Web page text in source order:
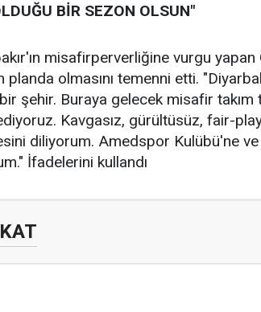
BİR SEZON OLSUN"
misafirperverliğine vurgu yapan
olmasını temenni etti.
şehir. Buraya gelecek misafir takım
Kavgasız, gürültüsüz, fair-
diliyorum. Amedspor Kulübü'ne ve
İfadelerini kullandı